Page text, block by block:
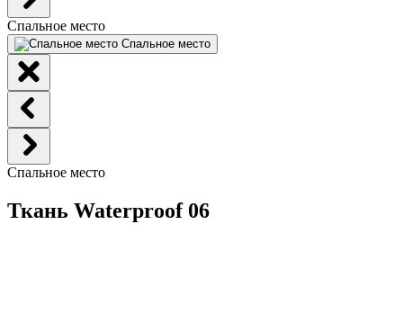
Спальное место
Спальное место
Спальное место
Ткань Waterproof 06